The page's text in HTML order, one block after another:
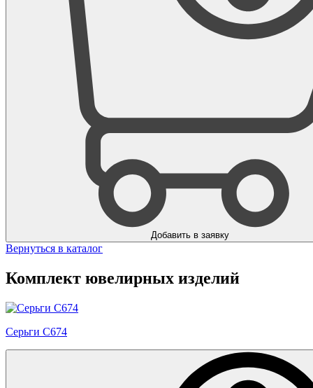
Добавить в заявку
Вернуться в каталог
Комплект ювелирных изделий
Серьги С674